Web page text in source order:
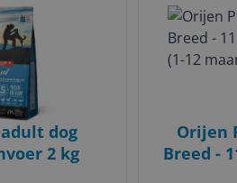
dog
2 kg
Orijen
Breed -